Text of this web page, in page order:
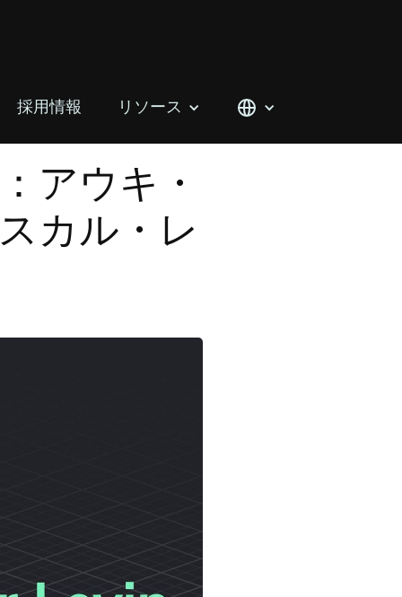
採用情報 リソース
アウキ・
カル・レ